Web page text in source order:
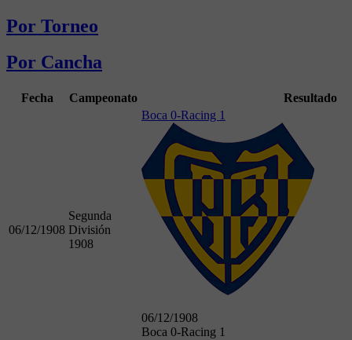
Por Torneo
Por Cancha
Fecha Campeonato Resultado
06/12/1908
Segunda
División
1908
Boca 0-Racing 1
06/12/1908
Boca 0-Racing 1